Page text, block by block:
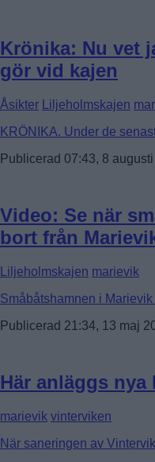
Krönika: Nu vet
gör vid kajen
Åsikter Liljeholmskajen
KRÖNIKA. Under de
Publicerad 07:43, 8
Video: Se när
bort från
Liljeholmskajen marievik
Småbåtshamnen i
Publicerad 21:34, 13 maj
Här anläggs nya
marievik vinterviken
När saneringen av